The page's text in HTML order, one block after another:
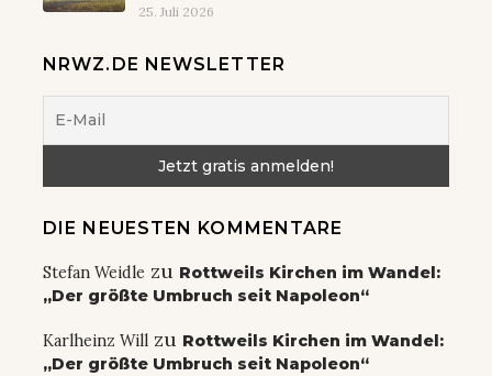
25. Juli 2026
NRWZ.DE NEWSLETTER
DIE NEUESTEN KOMMENTARE
Stefan Weidle zu Rottweils Kirchen im Wandel:
„Der größte Umbruch seit Napoleon“
Karlheinz Will zu Rottweils Kirchen im Wandel:
„Der größte Umbruch seit Napoleon“